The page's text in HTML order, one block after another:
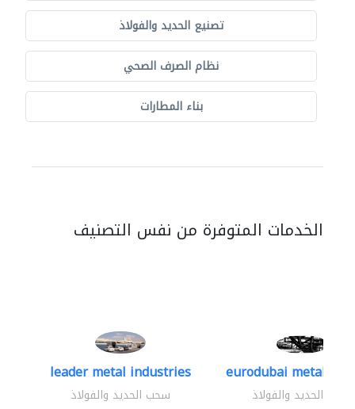
تصنيع الحديد والفولاذ
نظام الصرف الصحي
بناء المطارات
الخدمات المتوفرة من نفس التصنيف
leader metal industries
سحب الحديد والفولاذ
eurodubai metal
سحب الحديد والفولاذ